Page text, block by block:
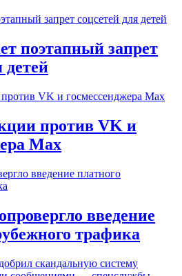
поэтапный запрет
детей
против VK и
Max
введение
трафика